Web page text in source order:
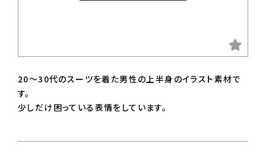
20〜30代のスーツを着た男性の上半身のイラスト素材で
す。
少しだけ困っている表情をしています。